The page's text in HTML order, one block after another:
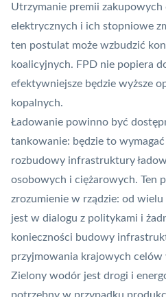
Utrzymanie premii zakupowych
elektrycznych i ich stopniowe
ten postulat może wzbudzić
koalicyjnych. FPD nie popiera
efektywniejsze będzie wyższe
kopalnych.
Ładowanie powinno być
tankowanie: będzie to
rozbudowy infrastruktury
osobowych i ciężarowych. Ten
zrozumienie w rządzie: od
jest w dialogu z politykami i
konieczności budowy
przyjmowania krajowych celów
Zielony wodór jest drogi i